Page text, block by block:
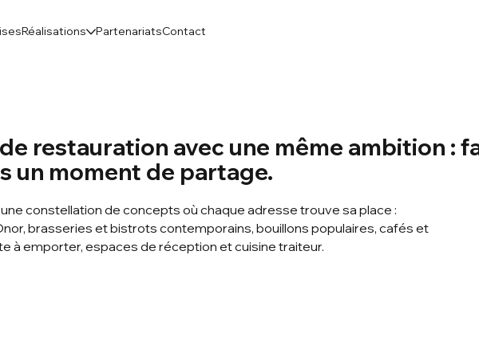
Réalisations PartenariatsContact
restauration avec une même ambition :
un moment de partage.
constellation de concepts où chaque adresse trouve sa place :
brasseries et bistrots contemporains, bouillons populaires, cafés et
à emporter, espaces de réception et cuisine traiteur.